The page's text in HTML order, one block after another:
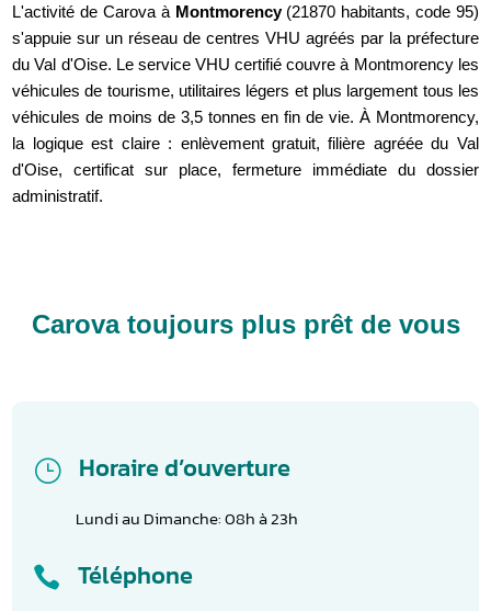
L'activité de Carova à Montmorency(21870 habitants, code 95)
s'appuie sur un réseau de centres VHU agréés par la préfecture
du Val d'Oise. Le service VHU certifié couvre à Montmorency les
véhicules de tourisme, utilitaires légers et plus largement tous les
véhicules de moins de 3,5 tonnes en fin de vie. À Montmorency,
la logique est claire : enlèvement gratuit, filière agréée du Val
d'Oise, certificat sur place, fermeture immédiate du dossier
administratif.
Carova toujours plus prêt de vous
} Horaire d’ouverture
Lundi au Dimanche: 08h à 23h
 Téléphone